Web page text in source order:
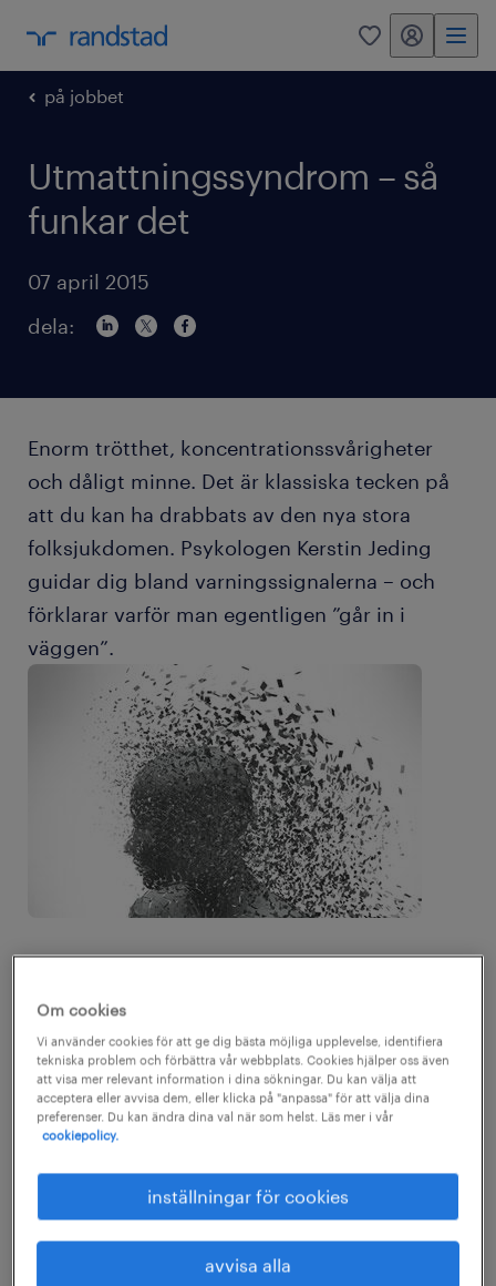
0 mitt randstad
på jobbet
Utmattningssyndrom – så
funkar det
07 april 2015
dela:
Enorm trötthet, koncentrationssvårigheter
och dåligt minne. Det är klassiska tecken på
att du kan ha drabbats av den nya stora
folksjukdomen. Psykologen Kerstin Jeding
guidar dig bland varningssignalerna – och
förklarar varför man egentligen ”går in i
väggen”.
I dag är psykisk ohälsa den vanligaste
orsaken till sjukskrivningar i Sverige. Förra
året gjorde Arbetsmiljöverket en
undersökning som visade att nästan var
fjärde person mådde dåligt på grund av
jobbet, en stor ökning jämfört med för två år
– Man kan drabbas av utmattningssyndrom
Om cookies
Vi använder cookies för att ge dig bästa möjliga upplevelse, identifiera
tekniska problem och förbättra vår webbplats. Cookies hjälper oss även
att visa mer relevant information i dina sökningar. Du kan välja att
acceptera eller avvisa dem, eller klicka på "anpassa" för att välja dina
preferenser. Du kan ändra dina val när som helst. Läs mer i vår
cookiepolicy.
inställningar för cookies
avvisa alla